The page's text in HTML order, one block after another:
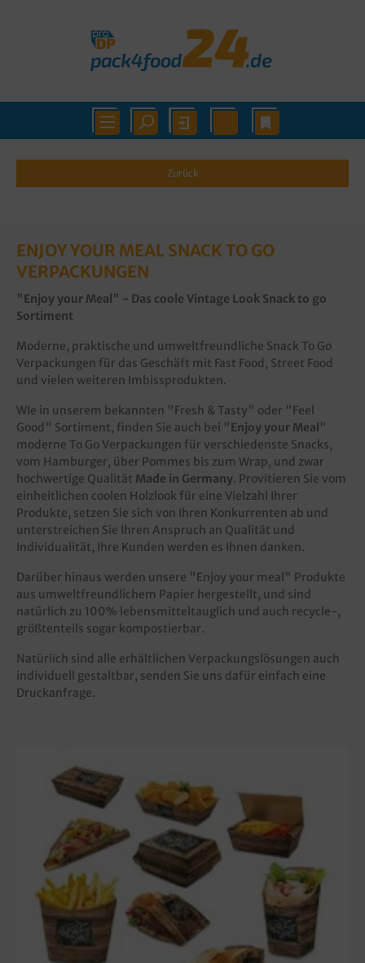
Zurück
ENJOY YOUR MEAL SNACK TO GO
VERPACKUNGEN
"Enjoy your Meal" - Das coole Vintage Look Snack to go
Sortiment
Moderne, praktische und umweltfreundliche Snack To Go
Verpackungen für das Geschäft mit Fast Food, Street Food
und vielen weiteren Imbissprodukten.
WIe in unserem bekannten "Fresh & Tasty" oder "Feel
Good " Sortiment, finden Sie auch bei "Enjoy your Meal "
moderne To Go Verpackungen für verschiedenste Snacks,
vom Hamburger, über Pommes bis zum Wrap, und zwar
hochwertige Qualität Made in Germany. Provitieren Sie vom
einheitlichen coolen Holzlook für eine Vielzahl Ihrer
Produkte, setzen Sie sich von Ihren Konkurrenten ab und
unterstreichen Sie Ihren Anspruch an Qualität und
Individualität, Ihre Kunden werden es Ihnen danken.
Darüber hinaus werden unsere "Enjoy your meal" Produkte
aus umweltfreundlichem Papier hergestellt, und sind
natürlich zu 100% lebensmitteltauglich und auch recycle-,
größtenteils sogar kompostierbar.
Natürlich sind alle erhältlichen Verpackungslösungen auch
individuell gestaltbar, senden Sie uns dafür einfach eine
Druckanfrage.